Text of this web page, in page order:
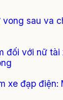
vong sau va
đối với nữ
xe đạp điện: